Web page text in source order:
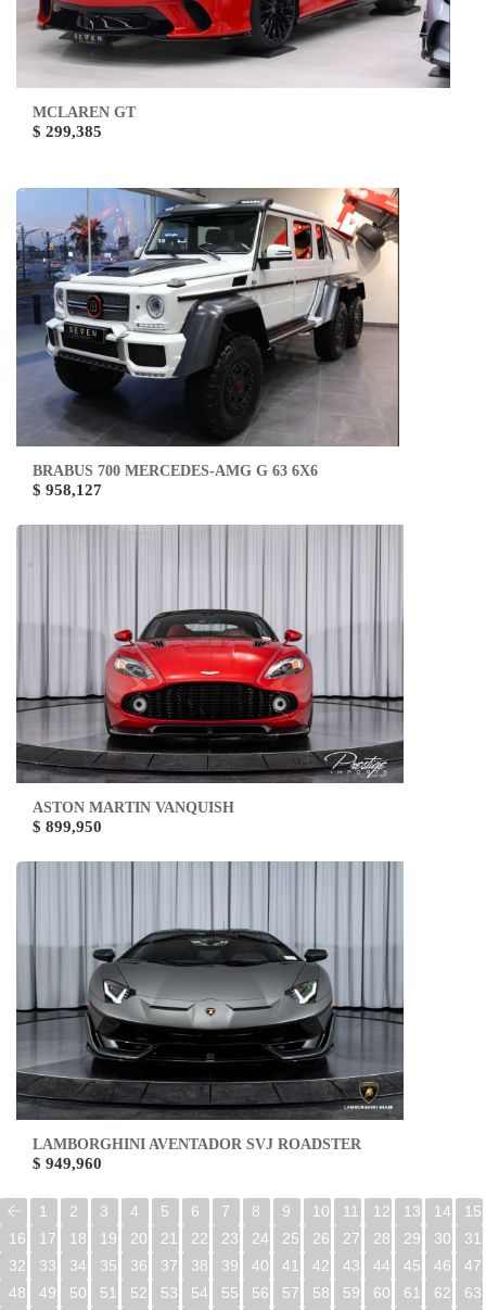
MCLAREN GT
$ 299,385
BRABUS 700 MERCEDES-AMG G 63 6X6
$ 958,127
ASTON MARTIN VANQUISH
$ 899,950
LAMBORGHINI AVENTADOR SVJ ROADSTER
$ 949,960
1 2 3 4 5 6 7 8 9 10 11 12 13 14
15
16
17 18 19 20 21 22 23 24 25 26 27 28 29 30
31
32
33 34 35 36 37 38 39 40 41 42 43 44 45 46
47
48
49 50 51 52 53 54 55 56 57 58 59 60 61 62
63